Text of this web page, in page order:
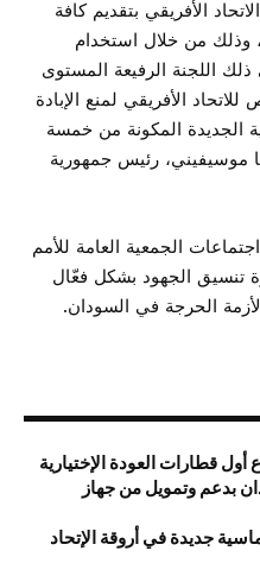
الأفريقي بتقديم كافة
وذلك من خلال استخدام
ذلك اللجنة الرفيعة المستوى
الأفريقي لمنع الإبادة
الجديدة المكونة من خمسة
موسيفيني، رئيس جمهورية
الجمعية العامة للأمم
تنسيق الجهود بشكل فعّال
الحرجة في السودان.
قطارات العودة الإختيارية
بدعم وتمويل من جهاز
جديدة في أروقة الإتحاد